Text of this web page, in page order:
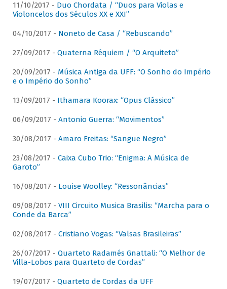
11/10/2017 - Duo Chordata / “Duos para Violas e
Violoncelos dos Séculos XX e XXI”
04/10/2017 - Noneto de Casa / “Rebuscando”
27/09/2017 - Quaterna Réquiem / “O Arquiteto”
20/09/2017 - Música Antiga da UFF: “O Sonho do Império
e o Império do Sonho”
13/09/2017 - Ithamara Koorax: “Opus Clássico”
06/09/2017 - Antonio Guerra: “Movimentos”
30/08/2017 - Amaro Freitas: “Sangue Negro”
23/08/2017 - Caixa Cubo Trio: “Enigma: A Música de
Garoto”
16/08/2017 - Louise Woolley: “Ressonâncias”
09/08/2017 - VIII Circuito Musica Brasilis: “Marcha para o
Conde da Barca”
02/08/2017 - Cristiano Vogas: “Valsas Brasileiras”
26/07/2017 - Quarteto Radamés Gnattali: “O Melhor de
Villa-Lobos para Quarteto de Cordas”
19/07/2017 - Quarteto de Cordas da UFF